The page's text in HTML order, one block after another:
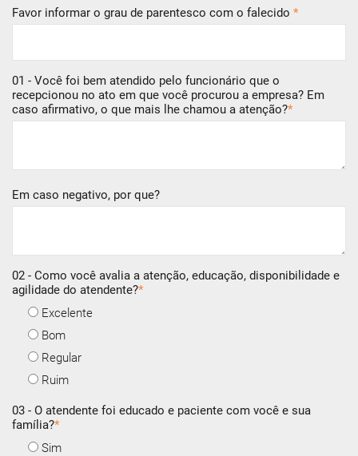
Favor informar o grau de parentesco com o falecido *
01 - Você foi bem atendido pelo funcionário que o
recepcionou no ato em que você procurou a empresa? Em
caso afirmativo, o que mais lhe chamou a atenção?*
Em caso negativo, por que?
02 - Como você avalia a atenção, educação, disponibilidade e
agilidade do atendente?*
Excelente
Bom
Regular
Ruim
03 - O atendente foi educado e paciente com você e sua
família?*
Sim